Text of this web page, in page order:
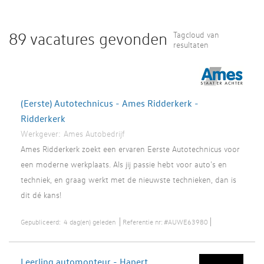
89 vacatures gevonden
Tagcloud van
resultaten
(Eerste) Autotechnicus - Ames Ridderkerk -
Ridderkerk
Werkgever: Ames Autobedrijf
Ames Ridderkerk zoekt een ervaren Eerste Autotechnicus voor
een moderne werkplaats. Als jij passie hebt voor auto's en
techniek, en graag werkt met de nieuwste technieken, dan is
dit dé kans!
Gepubliceerd: 4 dag(en) geleden Referentie nr: #AUWE63980
Leerling automonteur - Hapert